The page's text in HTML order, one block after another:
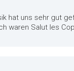
hat uns sehr gut
waren Salut les